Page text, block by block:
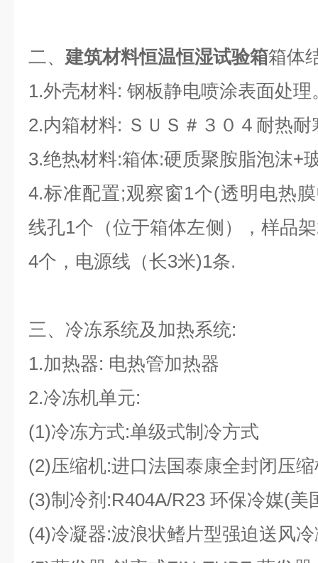
二、 建筑材料恒温恒湿试验箱箱体
1.外壳材料: 钢板静电喷涂表面处理
2.内箱材料: ＳＵＳ＃３０４耐热
3.绝热材料:箱体:硬质聚胺脂泡沫+
4.标准配置;观察窗1个(透明电热
线孔1个（位于箱体左侧），样品
4个，电源线（长3米)1条.
三、冷冻系统及加热系统:
1.加热器: 电热管加热器
2.冷冻机单元:
(1)冷冻方式:单级式制冷方式
(2)压缩机:进口法国泰康全封闭压
(3)制冷剂:R404A/R23 环保冷媒(美
(4)冷凝器:波浪状鳍片型强迫送风